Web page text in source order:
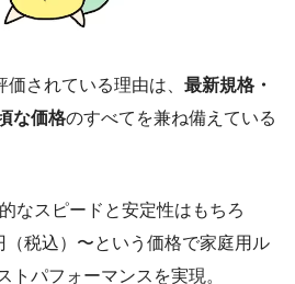
されている理由は、 最新規格・
な価格のすべてを兼ね備えている
なスピードと安定性はもちろ
（税込）〜という価格で家庭用ル
トパフォーマンスを実現。